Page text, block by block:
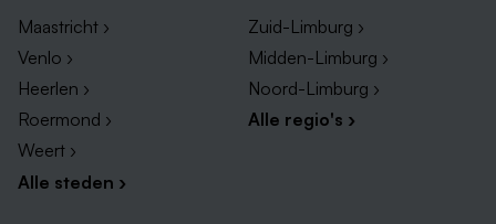
Maastricht ›
Venlo ›
Heerlen ›
Roermond ›
Weert ›
Alle steden ›
Zuid-Limburg ›
Midden-Limburg ›
Noord-Limburg ›
Alle regio's ›